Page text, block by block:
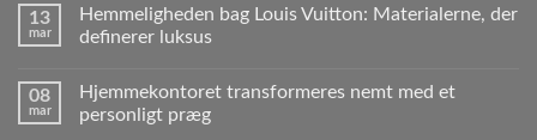
13
mar
Hemmeligheden bag Louis Vuitton: Materialerne, der
definerer luksus
08
mar
Hjemmekontoret transformeres nemt med et
personligt præg